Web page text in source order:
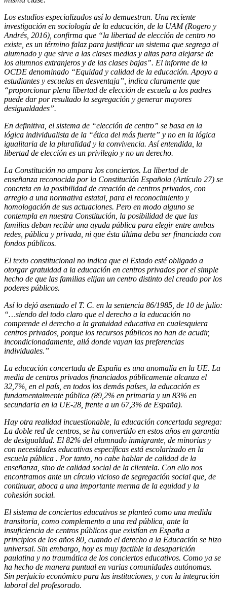
Los estudios especializados así lo demuestran. Una reciente
investigación en sociología de la educación, de la UAM (Rogero y
Andrés, 2016), confirma que “la libertad de elección de centro no
existe, es un término falaz para justificar un sistema que segrega al
alumnado y que sirve a las clases medias y altas para alejarse de
los alumnos extranjeros y de las clases bajas”. El informe de la
OCDE denominado “Equidad y calidad de la educación. Apoyo a
estudiantes y escuelas en desventaja”, indica claramente que
“proporcionar plena libertad de elección de escuela a los padres
puede dar por resultado la segregación y generar mayores
desigualdades”.
En definitiva, el sistema de “elección de centro” se basa en la
lógica individualista de la “ética del más fuerte” y no en la lógica
igualitaria de la pluralidad y la convivencia. Así entendida, la
libertad de elección es un privilegio y no un derecho.
La Constitución no ampara los conciertos. La libertad de
enseñanza reconocida por la Constitución Española (Artículo 27) se
concreta en la posibilidad de creación de centros privados, con
arreglo a una normativa estatal, para el reconocimiento y
homologación de sus actuaciones. Pero en modo alguno se
contempla en nuestra Constitución, la posibilidad de que las
familias deban recibir una ayuda pública para elegir entre ambas
redes, pública y privada, ni que ésta última deba ser financiada con
fondos públicos.
El texto constitucional no indica que el Estado esté obligado a
otorgar gratuidad a la educación en centros privados por el simple
hecho de que las familias elijan un centro distinto del creado por los
poderes públicos.
Así lo dejó asentado el T. C. en la sentencia 86/1985, de 10 de julio:
“…siendo del todo claro que el derecho a la educación no
comprende el derecho a la gratuidad educativa en cualesquiera
centros privados, porque los recursos públicos no han de acudir,
incondicionadamente, allá donde vayan las preferencias
individuales.”
La educación concertada de España es una anomalía en la UE. La
media de centros privados financiados públicamente alcanza el
32,7%, en el país, en todos los demás países, la educación es
fundamentalmente pública (89,2% en primaria y un 83% en
secundaria en la UE-28, frente a un 67,3% de España).
Hay otra realidad incuestionable, la educación concertada segrega:
La doble red de centros, se ha convertido en estos años en garantía
de desigualdad. El 82% del alumnado inmigrante, de minorías y
con necesidades educativas específicas está escolarizado en la
escuela pública . Por tanto, no cabe hablar de calidad de la
enseñanza, sino de calidad social de la clientela. Con ello nos
encontramos ante un círculo vicioso de segregación social que, de
continuar, aboca a una importante merma de la equidad y la
cohesión social.
El sistema de conciertos educativos se planteó como una medida
transitoria, como complemento a una red pública, ante la
insuficiencia de centros públicos que existían en España a
principios de los años 80, cuando el derecho a la Educación se hizo
universal. Sin embargo, hoy es muy factible la desaparición
paulatina y no traumática de los conciertos educativos. Como ya se
ha hecho de manera puntual en varias comunidades autónomas.
Sin perjuicio económico para las instituciones, y con la integración
laboral del profesorado.